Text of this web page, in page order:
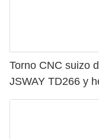
Torno CNC suizo
JSWAY TD266 y